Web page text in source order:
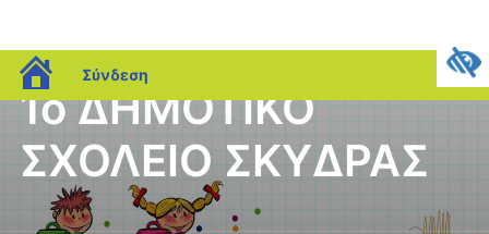
blogs.sch.gr
Σύνδεση
1ο ΔΗΜΟΤΙΚΟ
ΣΧΟΛΕΙΟ ΣΚΥΔΡΑΣ